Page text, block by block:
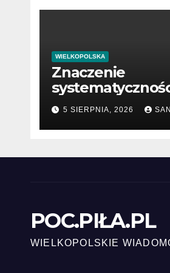
WIELKOPOLSKA
Znaczenie
osiąganiu
5 SIERPNIA, 2026
POC.PIŁA.PL
WIELKOPOLSKIE